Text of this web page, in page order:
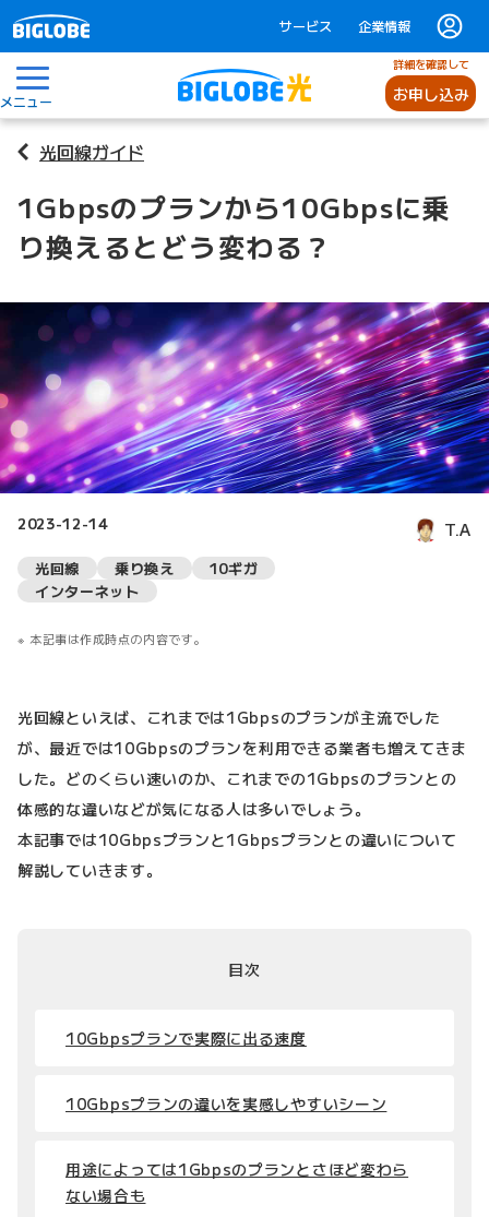
サービス 企業情報
メニュー
詳細を確認して
お申し込み
光回線ガイド
1Gbpsのプランから10Gbpsに乗
り換えるとどう変わる？
2023-12-14 T.A
光回線 乗り換え
10ギガ
インターネット
本記事は作成時点の内容です。
光回線といえば、これまでは1Gbpsのプランが主流でした
が、最近では10Gbpsのプランを利用できる業者も増えてきま
した。どのくらい速いのか、これまでの1Gbpsのプランとの
体感的な違いなどが気になる人は多いでしょう。
本記事では10Gbpsプランと1Gbpsプランとの違いについて
解説していきます。
目次
10Gbpsプランで実際に出る速度
10Gbpsプランの違いを実感しやすいシーン
用途によっては1Gbpsのプランとさほど変わら
ない場合も